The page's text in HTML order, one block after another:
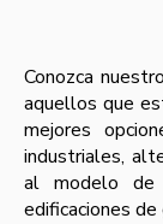
Conozca
aquellos que
mejores
industriales,
al modelo de
edificaciones de